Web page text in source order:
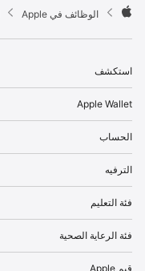
t
r

p
l
e
الوظائف في Apple
استكشف
Apple Wallet
الحساب
الترفيه
فئة التعليم
فئة الرعاية الصحية
قيم Apple